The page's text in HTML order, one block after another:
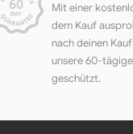
Mit einer
dem Kauf
nach deinen
unsere 60-
geschützt.